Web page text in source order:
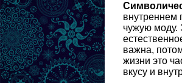
внутреннем
чужую моду.
важна,
жизни это
вкусу и